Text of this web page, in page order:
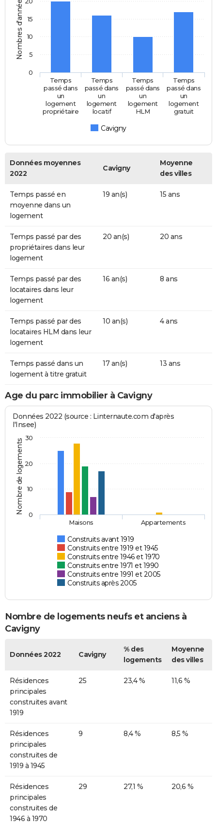
Nombres d'années
Cavigny
Temps
passé dans
un
logement
propriétaire
Temps
passé dans
un
logement
locatif
Temps
passé dans
un
logement
HLM
Temps
passé dans
un
logement
gratuit
0
5
10
15
Données moyennes
2022
Cavigny
Moyenne
des villes
Temps passé en
moyenne dans un
logement
19 an(s) 15 ans
Temps passé par des
propriétaires dans leur
logement
20 an(s) 20 ans
Temps passé par des
locataires dans leur
logement
16 an(s) 8 ans
Temps passé par des
locataires HLM dans leur
logement
10 an(s) 4 ans
Temps passé dans un
logement à titre gratuit
17 an(s) 13 ans
Age du parc immobilier à Cavigny
Nombre de logements
Données 2022 (source : Linternaute.com d'après
l'Insee)
Construits avant 1919
Construits entre 1919 et 1945
Construits entre 1946 et 1970
Construits entre 1971 et 1990
Construits entre 1991 et 2005
Construits après 2005
Maisons Appartements
0
10
20
30
Nombre de logements neufs et anciens à
Cavigny
Données 2022 Cavigny
% des
logements
Moyenne
des villes
Résidences
principales
construites avant
1919
25 23,4 % 11,6 %
Résidences
principales
construites de
1919 à 1945
9 8,4 % 8,5 %
Résidences
principales
construites de
1946 à 1970
29 27,1 % 20,6 %